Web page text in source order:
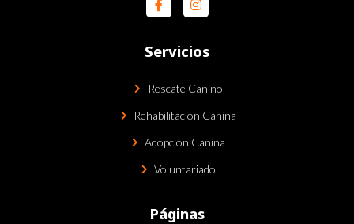
Servicios
Rescate Canino
Rehabilitación Canina
Adopción Canina
Voluntariado
Páginas